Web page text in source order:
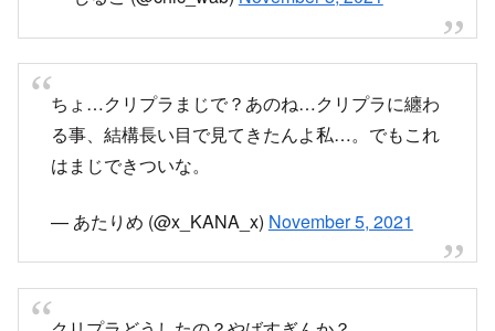
ちょ…クリプラまじで？あのね…クリプラに纏わ
る事、結構長い目で見てきたんよ私…。でもこれ
はまじできついな。
— あたりめ (@x_KANA_x) November 5, 2021
クリプラどうしたの？やばすぎんか？